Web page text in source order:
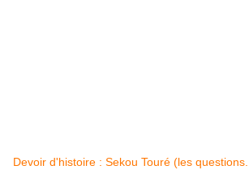
Devoir d'histoire : Sekou Touré (les questions...